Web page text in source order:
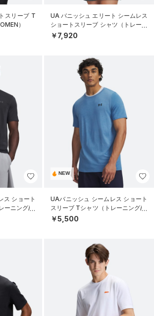
スリーブ T
）
UA バニッシュ エリート シームレス
ショートスリーブ シャツ（トレーニ
ング/MEN）
￥7,920
ス ショート
ーニング/M
NEW
UAバニッシュ シームレス ショート
スリーブ Tシャツ（トレーニング/M
EN）
￥5,500